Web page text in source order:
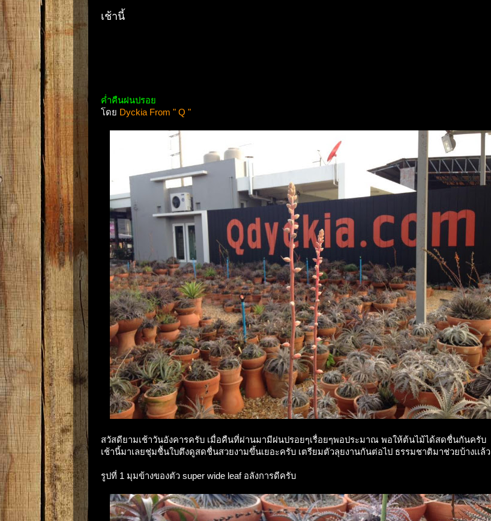
เช้านี้
ค่ำคืนฝนปรอย
โดย Dyckia From " Q "
สวัสดียามเช้าวันอังคารครับ เมื่อคืนที่ผ่านมามีฝนปรอยๆเรื่อยๆพอประมาณ พอให้ต้นไม้ได้สดชื่นกันครับ
เช้านี้มาเลยชุ่มชื้นใบตึงดูสดชื่นสวยงามขึ้นเยอะครับ เตรียมตัวลุยงานกันต่อไป ธรรมชาติมาช่วยบ้างเเล้ว
รูปที่ 1 มุมข้างของตัว super wide leaf อลังการดีครับ